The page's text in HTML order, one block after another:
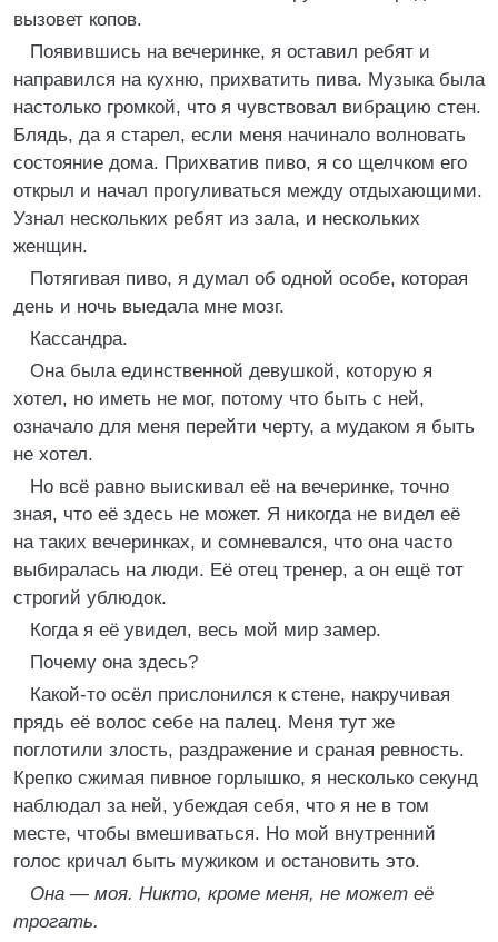
вызовет копов.
Появившись на вечеринке, я оставил ребят и
направился на кухню, прихватить пива. Музыка была
настолько громкой, что я чувствовал вибрацию стен.
Блядь, да я старел, если меня начинало волновать
состояние дома. Прихватив пиво, я со щелчком его
открыл и начал прогуливаться между отдыхающими.
Узнал нескольких ребят из зала, и нескольких
женщин.
Потягивая пиво, я думал об одной особе, которая
день и ночь выедала мне мозг.
Кассандра.
Она была единственной девушкой, которую я
хотел, но иметь не мог, потому что быть с ней,
означало для меня перейти черту, а мудаком я быть
не хотел.
Но всё равно выискивал её на вечеринке, точно
зная, что её здесь не может. Я никогда не видел её
на таких вечеринках, и сомневался, что она часто
выбиралась на люди. Её отец тренер, а он ещё тот
строгий ублюдок.
Когда я её увидел, весь мой мир замер.
Почему она здесь?
Какой-то осёл прислонился к стене, накручивая
прядь её волос себе на палец. Меня тут же
поглотили злость, раздражение и сраная ревность.
Крепко сжимая пивное горлышко, я несколько секунд
наблюдал за ней, убеждая себя, что я не в том
месте, чтобы вмешиваться. Но мой внутренний
голос кричал быть мужиком и остановить это.
Она — моя. Никто, кроме меня, не может её
трогать.